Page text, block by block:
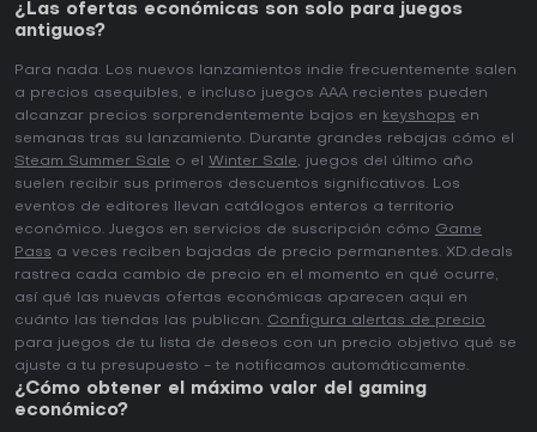
¿Las ofertas económicas son solo para juegos
antiguos?
Para nada. Los nuevos lanzamientos indie frecuentemente salen
a precios asequibles, e incluso juegos AAA recientes pueden
alcanzar precios sorprendentemente bajos en keyshops en
semanas tras su lanzamiento. Durante grandes rebajas cómo el
Steam Summer Sale o el Winter Sale, juegos del último año
suelen recibir sus primeros descuentos significativos. Los
eventos de editores llevan catálogos enteros a territorio
económico. Juegos en servicios de suscripción cómo Game
Pass a veces reciben bajadas de precio permanentes. XD.deals
rastrea cada cambio de precio en el momento en qué ocurre,
así qué las nuevas ofertas económicas aparecen aqui en
cuánto las tiendas las publican. Configura alertas de precio
para juegos de tu lista de deseos con un precio objetivo qué se
ajuste a tu presupuesto - te notificamos automáticamente.
¿Cómo obtener el máximo valor del gaming
económico?